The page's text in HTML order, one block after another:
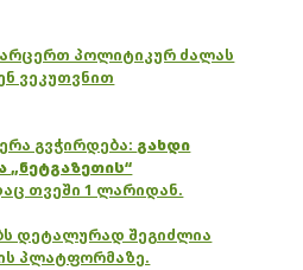
არცერთ პოლიტიკურ ძალას
ვეკუთვნით
გვჭირდება: გახდი
„ნეტგაზეთის“
თვეში 1 ლარიდან.
დეტალურად შეგიძლია
პლატფორმაზე.